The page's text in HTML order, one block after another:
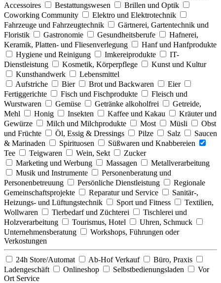
Accessoires
Bestattungswesen
Brillen und Optik
Coworking Community
Elektro und Elektrotechnik
Fahrzeuge und Fahrzeugtechnik
Gärtnerei, Gartentechnik und
Floristik
Gastronomie Gesundheitsberufe
Hafnerei,
Keramik, Platten- und Fliesenverlegung
Hanf und Hanfprodukte
Hygiene und Reinigung
Imkereiprodukte
IT-
Dienstleistung
Kosmetik, Körperpflege
Kunst und Kultur
Kunsthandwerk
Lebensmittel
Aufstriche
Bier Brot und Backwaren
Eier
Fertiggerichte
Fisch und Fischprodukte
Fleisch und
Wurstwaren
Gemüse Getränke alkoholfrei
Getreide,
Mehl
Honig Insekten Kaffee und Kakau
Kräuter und
Gewürze
Milch und Milchprodukte Most Müsli
Obst
und Früchte
Öl, Essig & Dressings Pilze Salz
Saucen
& Marinaden
Spirituosen
Süßwaren und Knabbereien
Tee
Teigwaren Wein, Sekt
Zucker
Marketing und Werbung
Massagen
Metallverarbeitung
Musik und Instrumente
Personenberatung und
Personenbetreuung
Persönliche Dienstleistung
Regionale
Gemeinschaftsprojekte
Reparatur und Service
Sanitär-,
Heizungs- und Lüftungstechnik
Sport und Fitness
Textilien,
Wollwaren
Tierbedarf und Züchterei
Tischlerei und
Holzverarbeitung
Tourismus, Hotel
Uhren, Schmuck
Unternehmensberatung
Workshops, Führungen oder
Verkostungen
24h Store/Automat Ab-Hof Verkauf
Büro, Praxis
Ladengeschäft
Onlineshop Selbstbedienungsladen
Vor
Ort Service